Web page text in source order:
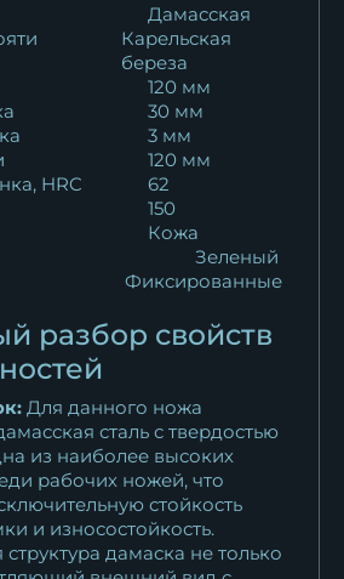
Дамасская
Карельская
береза
120 мм
30 мм
3 мм
120 мм
HRC
62
150
Кожа
Зеленый
Фиксированные
разбор свойств
Для данного ножа
сталь с твердостью
из наиболее высоких
рабочих ножей, что
стойкость
и износостойкость.
дамаска не только